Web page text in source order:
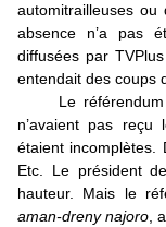
automitrailleuses
absence n’a pas
diffusées par
entendait des coups
Le
n’avaient pas reçu
étaient incomplètes.
Etc. Le président
hauteur. Mais le
aman-dreny najoro ,